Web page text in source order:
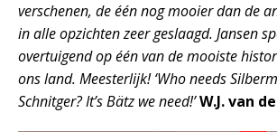
verschenen, de één nog mooier dan de
in alle opzichten zeer geslaagd. Jansen
overtuigend op één van de mooiste
ons land. Meesterlijk! ‘Who needs
Schnitger? It’s Bätz we need!’W.J. van